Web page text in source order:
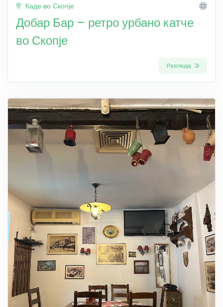
Каде во Скопје
Добар Бар – ретро урбано катче
во Скопје
Разгледај